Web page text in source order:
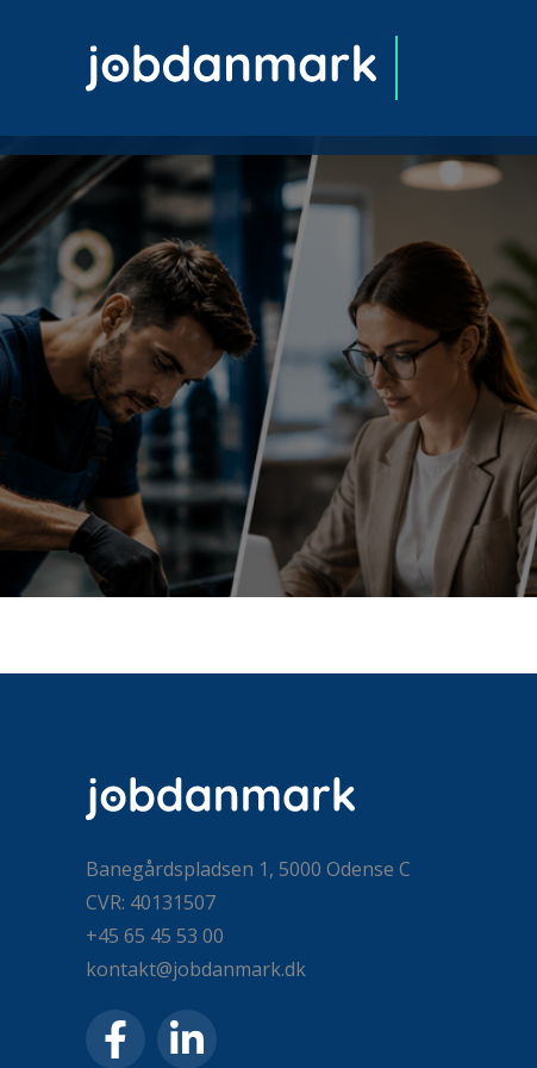
Banegårdspladsen 1, 5000 Odense C
CVR: 40131507
+45 65 45 53 00
kontakt@jobdanmark.dk